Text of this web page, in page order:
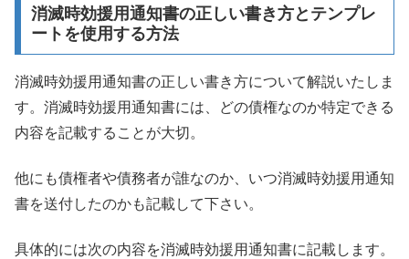
消滅時効援用通知書の正しい書き方とテンプレ
ートを使用する方法
消滅時効援用通知書の正しい書き方について解説いたしま
す。消滅時効援用通知書には、どの債権なのか特定できる
内容を記載することが大切。
他にも債権者や債務者が誰なのか、いつ消滅時効援用通知
書を送付したのかも記載して下さい。
具体的には次の内容を消滅時効援用通知書に記載します。